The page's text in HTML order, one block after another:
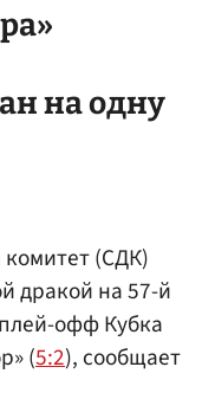
на одну
(СДК)
дракой на 57-й
офф Кубка
(5:2), сообщает